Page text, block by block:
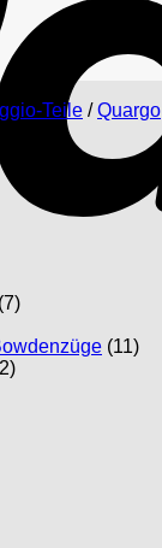
Teile / Quargo
(7)
(11)